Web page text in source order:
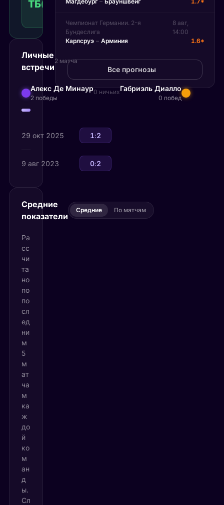
ТБ(21.00)
21.00
ставка
КФ 1.61 Победа
Личные
встречи
2 матча
Алекс Де Минаур
2 победы
0 ничьихГабриэль Диалло
0 побед
29 окт 2025 Габриэль Диалло
1:2
9 авг 2023 Габриэль Диалло
0:2
Средние
показатели
Средние По матчам
Ра
сс
чи
та
но
по
по
сл
ед
ни
м
5
м
ат
ча
м
ка
ж
до
й
ко
м
ан
д
ы.
Сл
Чемпионат Германии. 2-я
Бундеслига
8 авг,
14:00
Карлсруэ – Арминия 1.6*
Все прогнозы